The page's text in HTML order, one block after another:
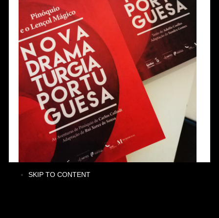
SKIP TO CONTENT